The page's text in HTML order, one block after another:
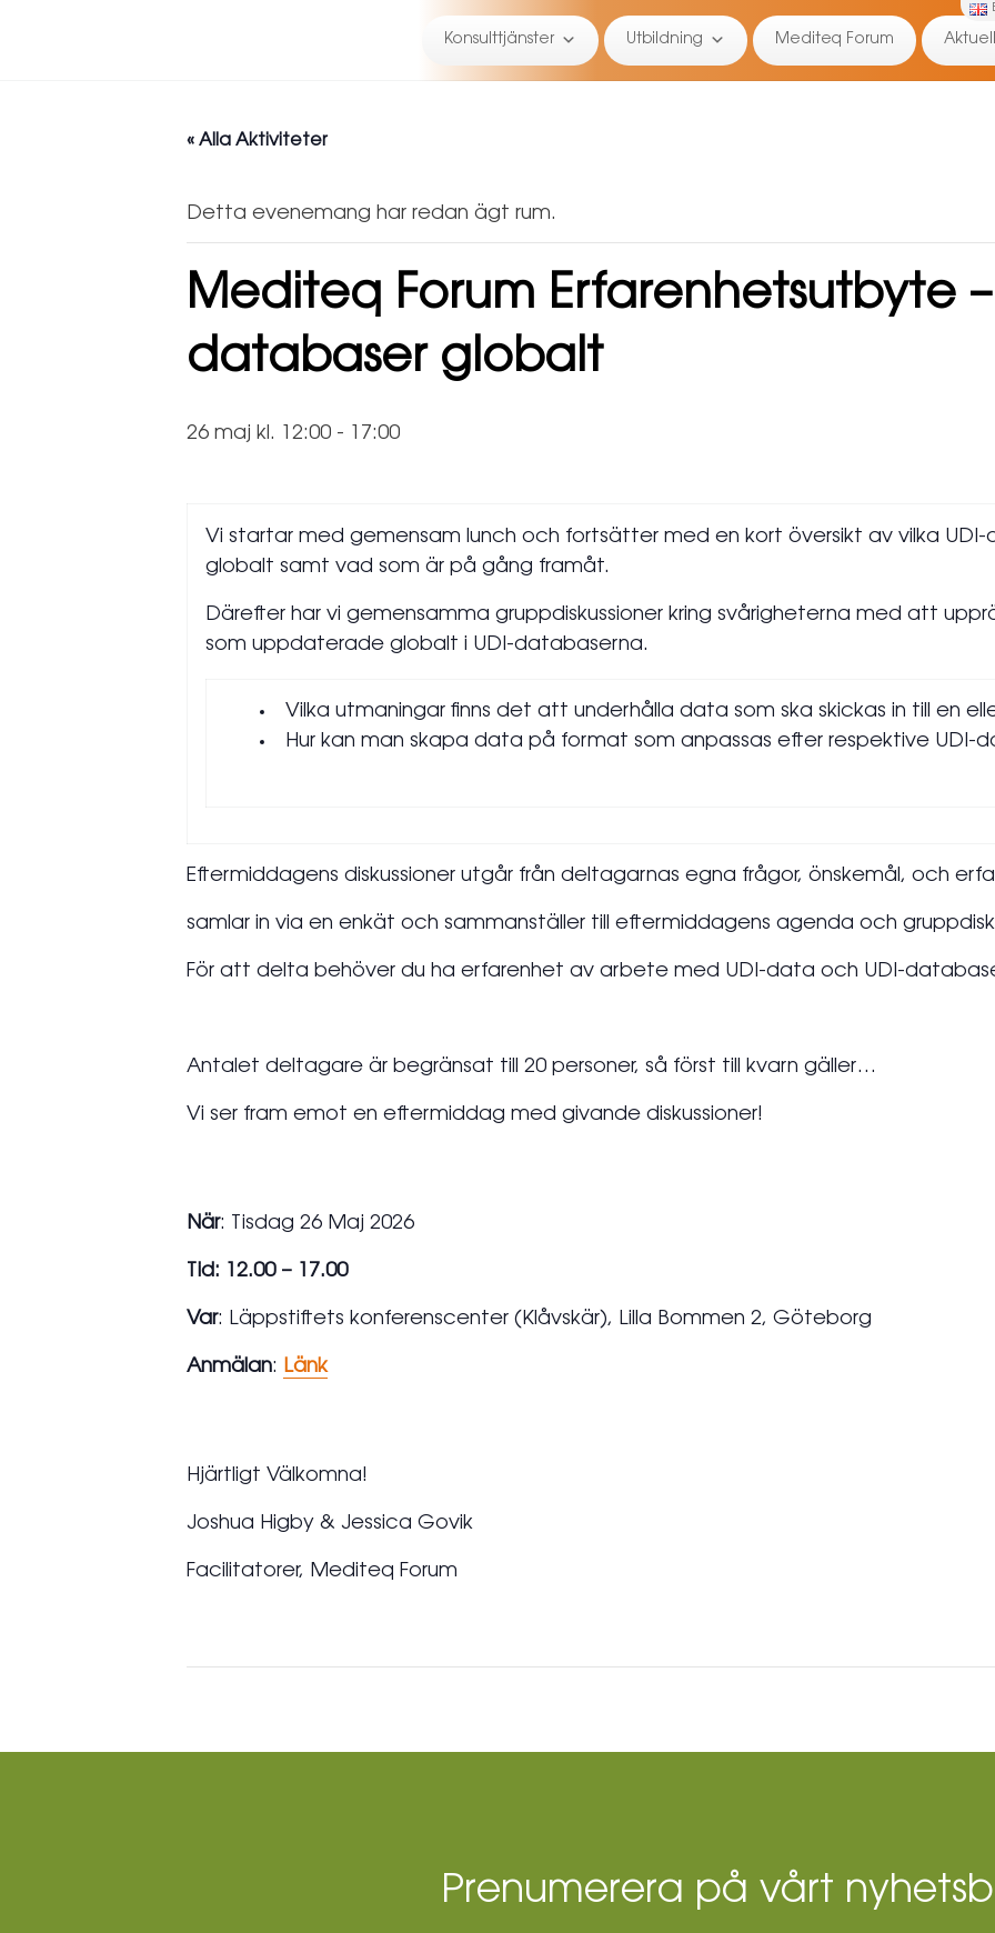
Er regulatoriska kompetens, från idé till färdig produkt!
Konsulttjänster Utbildning Mediteq Forum
« Alla Aktiviteter
Detta evenemang har redan ägt rum.
Mediteq Forum Erfarenhetsutbyte –
databaser globalt
26 maj kl. 12:00 - 17:00
Vi startar med gemensam lunch och fortsätter med en kort översikt av vilka UDI-
globalt samt vad som är på gång framåt.
Därefter har vi gemensamma gruppdiskussioner kring svårigheterna med att
som uppdaterade globalt i UDI-databaserna.
Vilka utmaningar finns det att underhålla data som ska skickas in till en
Hur kan man skapa data på format som anpassas efter respektive UDI-
Eftermiddagens diskussioner utgår från deltagarnas egna frågor, önskemål, och
samlar in via en enkät och sammanställer till eftermiddagens agenda och
För att delta behöver du ha erfarenhet av arbete med UDI-data och UDI-
Antalet deltagare är begränsat till 20 personer, så först till kvarn gäller…
Vi ser fram emot en eftermiddag med givande diskussioner!
När: Tisdag 26 Maj 2026
Tid: 12.00 – 17.00
Var: Läppstiftets konferenscenter (Klåvskär), Lilla Bommen 2, Göteborg
Anmälan: Länk
Hjärtligt Välkomna!
Joshua Higby & Jessica Govik
Facilitatorer, Mediteq Forum
Prenumerera på vårt